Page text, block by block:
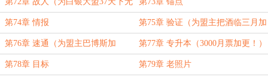
双加更！）
第74章 情报 第75章 验证（为盟主把酒临三月加
更！）
第76章 速通（为盟主巴博斯加
更！）
第77章 专升本（3000月票加更！）
第78章 目标 第79章 老照片